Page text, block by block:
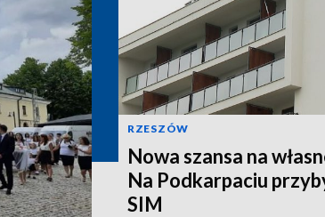
RZESZÓW
Nowa szansa na
Na Podkarpaciu
SIM